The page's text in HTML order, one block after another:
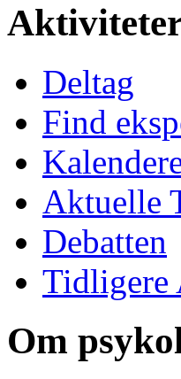
Deltag
Find
Aktuelle
Debatten
Tidligere
Om